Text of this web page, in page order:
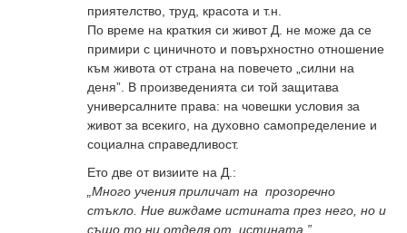
приятелство, труд, красота и т.н.
По време на краткия си живот Д. не може да се
примири с циничното и повърхностно отношение
към живота от страна на повечето „силни на
деня”. В произведенията си той защитава
универсалните права: на човешки условия за
живот за всекиго, на духовно самопределение и
социална справедливост.
Ето две от визиите на Д.:
„Много учения приличат на прозоречно
стъкло. Ние виждаме истината през него, но и
също то ни отделя от истината.”